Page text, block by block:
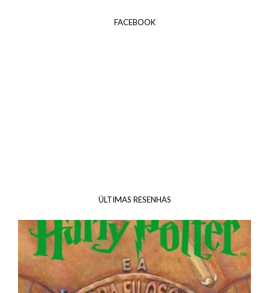
FACEBOOK
ÚLTIMAS RESENHAS